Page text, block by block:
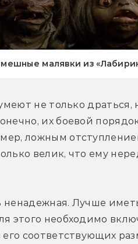
малявки из
не только
их боевой
ложным
велик, что ему
Лучше
этого необходимо
его соответствующих